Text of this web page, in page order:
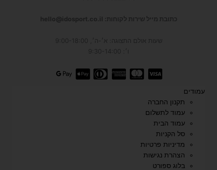
כתובת מייל שירות לקוחות: hello@idosport.co.il
שעות אולם התצוגה: א׳-ה׳, 9:00-18:00
ו׳: 9:30-14:00
עמודים
תקנון החברה
עמוד לתשלום
עמוד הבית
סל הקניות
מדיניות פרטיות
הצהרת נגישות
בלוג ספורט